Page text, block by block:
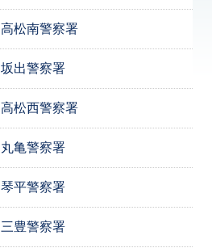
高松南警察署
坂出警察署
高松西警察署
丸亀警察署
琴平警察署
三豊警察署